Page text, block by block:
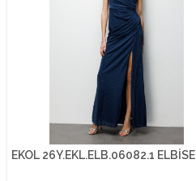
EKOL 26Y.EKL.ELB.06082.1 ELBİSE